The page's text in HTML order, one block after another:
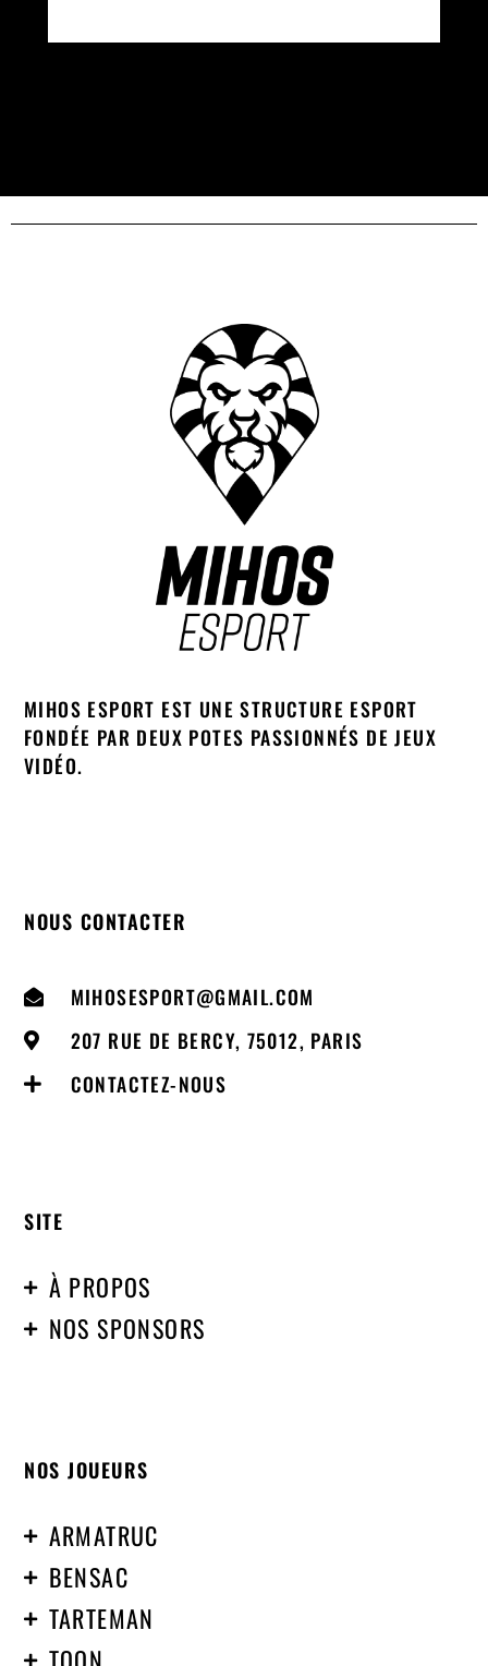
MIHOS ESPORT EST UNE STRUCTURE ESPORT
FONDÉE PAR DEUX POTES PASSIONNÉS DE JEUX
VIDÉO.
NOUS CONTACTER
MIHOSESPORT@GMAIL.COM
207 RUE DE BERCY, 75012, PARIS
CONTACTEZ-NOUS
SITE
À PROPOS
NOS SPONSORS
NOS JOUEURS
ARMATRUC
BENSAC
TARTEMAN